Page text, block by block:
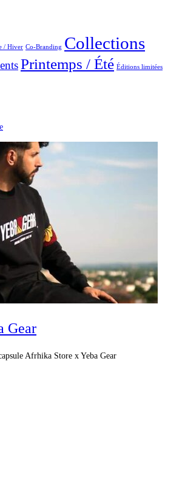
/ Hiver Co-Branding Collections
Printemps / Été Éditions limitées
Gear
Afrhika Store x Yeba Gear